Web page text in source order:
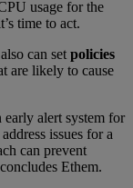
usage for the
time to act.
can set policies
are likely to cause
alert system for
issues for a
can prevent
Ethem.